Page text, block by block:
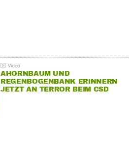
AHORNBAUM UND
REGENBOGENBANK ERINNERN
JETZT AN TERROR BEIM CSD